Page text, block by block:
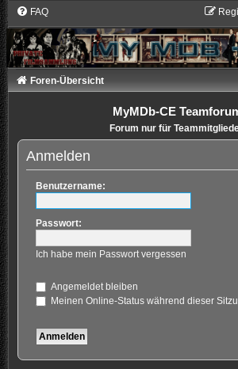
FAQ
Foren-Übersicht
MyMDb-CE
Forum nur für
Anmelden
Benutzername:
Passwort:
Ich habe mein Passwort vergessen
Angemeldet bleiben
Meinen Online-Status während dieser